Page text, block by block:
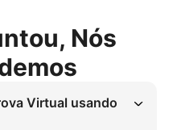
Nós
Virtual usando